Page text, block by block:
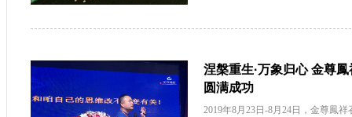
涅槃重生·万象归心 金尊
圆满成功
2019年8月23日-8月24日，金尊鳳